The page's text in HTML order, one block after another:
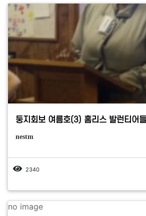
둥지회보 여름호(3) 홈리스 발런티어
nestm
2340
no image